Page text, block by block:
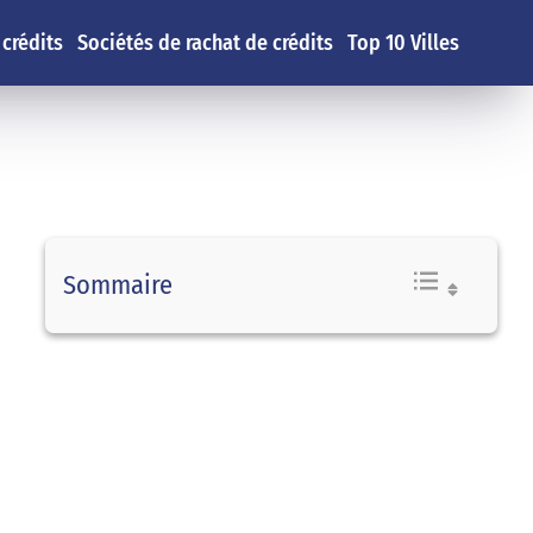
Sociétés de rachat de crédits Top 10 Villes
Sommaire